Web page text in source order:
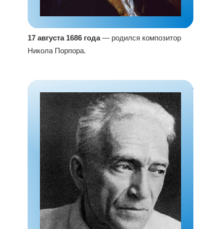
17 августа 1686 года— родился композитор
Никола Порпора.